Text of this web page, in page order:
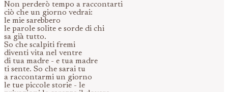
Non perderò tempo a raccontarti
ciò che un giorno vedrai:
le mie sarebbero
le parole solite e sorde di chi
sa già tutto.
So che scalpiti fremi
diventi vita nel ventre
di tua madre - e tua madre
ti sente. So che sarai tu
a raccontarmi un giorno
le tue piccole storie - le